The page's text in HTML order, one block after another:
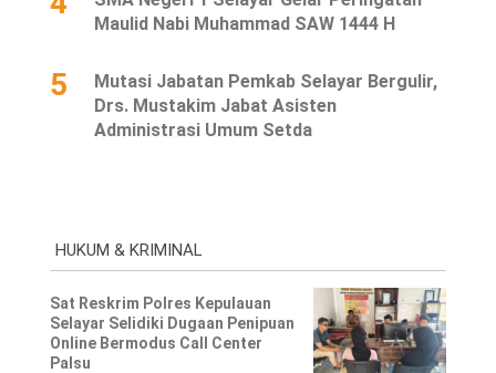
Maulid Nabi Muhammad SAW 1444 H
5
Mutasi Jabatan Pemkab Selayar Bergulir,
Drs. Mustakim Jabat Asisten
Administrasi Umum Setda
HUKUM & KRIMINAL
Sat Reskrim Polres Kepulauan
Selayar Selidiki Dugaan Penipuan
Online Bermodus Call Center
Palsu